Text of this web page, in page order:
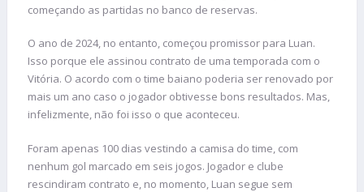
começando as partidas no banco de reservas.
O ano de 2024, no entanto, começou promissor para Luan.
Isso porque ele assinou contrato de uma temporada com o
Vitória. O acordo com o time baiano poderia ser renovado por
mais um ano caso o jogador obtivesse bons resultados. Mas,
infelizmente, não foi isso o que aconteceu.
Foram apenas 100 dias vestindo a camisa do time, com
nenhum gol marcado em seis jogos. Jogador e clube
rescindiram contrato e, no momento, Luan segue sem